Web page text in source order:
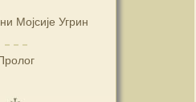
Мојсије Угрин